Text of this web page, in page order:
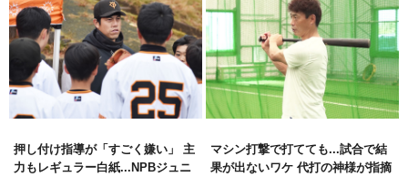
押し付け指導が「すごく嫌い」 主
力もレギュラー白紙...NPBジュニ
マシン打撃で打てても...試合で結
果が出ないワケ 代打の神様が指摘